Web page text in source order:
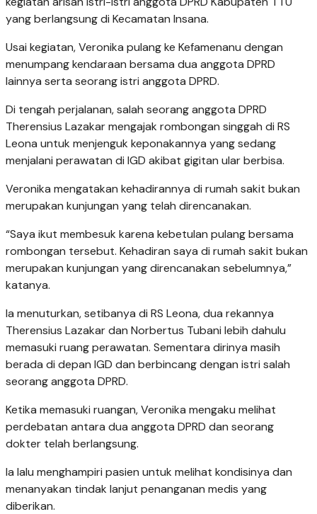
yang berlangsung di Kecamatan Insana.
Usai kegiatan, Veronika pulang ke Kefamenanu dengan
menumpang kendaraan bersama dua anggota DPRD
lainnya serta seorang istri anggota DPRD.
Di tengah perjalanan, salah seorang anggota DPRD
Therensius Lazakar mengajak rombongan singgah di RS
Leona untuk menjenguk keponakannya yang sedang
menjalani perawatan di IGD akibat gigitan ular berbisa.
Veronika mengatakan kehadirannya di rumah sakit bukan
merupakan kunjungan yang telah direncanakan.
“Saya ikut membesuk karena kebetulan pulang bersama
rombongan tersebut. Kehadiran saya di rumah sakit bukan
merupakan kunjungan yang direncanakan sebelumnya,”
katanya.
Ia menuturkan, setibanya di RS Leona, dua rekannya
Therensius Lazakar dan Norbertus Tubani lebih dahulu
memasuki ruang perawatan. Sementara dirinya masih
berada di depan IGD dan berbincang dengan istri salah
seorang anggota DPRD.
Ketika memasuki ruangan, Veronika mengaku melihat
perdebatan antara dua anggota DPRD dan seorang
dokter telah berlangsung.
Ia lalu menghampiri pasien untuk melihat kondisinya dan
menanyakan tindak lanjut penanganan medis yang
diberikan.